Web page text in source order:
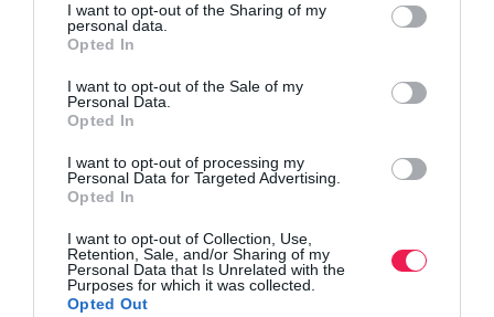
I want to opt-out of the Sharing of my
personal data.
Opted In
I want to opt-out of the Sale of my
Personal Data.
Opted In
I want to opt-out of processing my
Personal Data for Targeted Advertising.
Opted In
I want to opt-out of Collection, Use,
Retention, Sale, and/or Sharing of my
Personal Data that Is Unrelated with the
Purposes for which it was collected.
Opted Out
Εγγραφές θα γίνονται δεκτές μέχρι πλήθους 160 δρομέων
Για δηλώσεις συμμετοχής
Μάθετε πρώτοι όλα τα νέα για το τρέξιμο στην Ελλάδα
και τον κόσμο στοGoogleNews του Runnermagazine